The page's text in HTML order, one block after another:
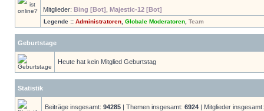
Mitglieder: Bing [Bot] Majestic-12 [Bot]
Legende :: Administratoren Globale Moderatoren Team
Geburtstage
Heute hat kein Mitglied Geburtstag
Statistik
Beiträge insgesamt: 94285 | Themen insgesamt: 6924 | Mitglieder